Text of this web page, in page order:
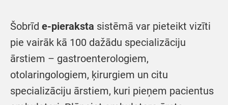
Šobrīd e-pieraksta sistēmā var pieteikt vizīti
pie vairāk kā 100 dažādu specializāciju
ārstiem – gastroenterologiem,
otolaringologiem, ķirurgiem un citu
specializāciju ārstiem, kuri pieņem pacientus